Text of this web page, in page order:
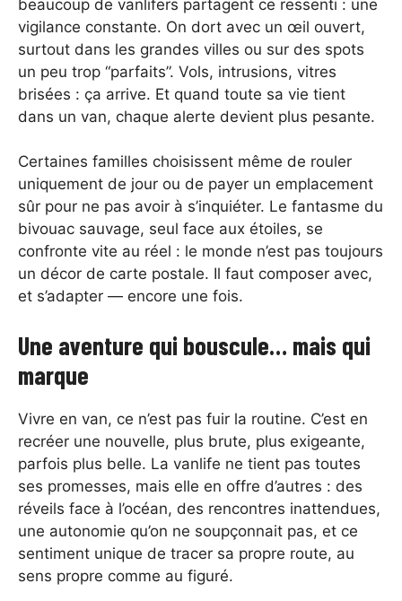
beaucoup de vanlifers partagent ce ressenti : une
vigilance constante. On dort avec un œil ouvert,
surtout dans les grandes villes ou sur des spots
un peu trop “parfaits”. Vols, intrusions, vitres
brisées : ça arrive. Et quand toute sa vie tient
dans un van, chaque alerte devient plus pesante.
Certaines familles choisissent même de rouler
uniquement de jour ou de payer un emplacement
sûr pour ne pas avoir à s’inquiéter. Le fantasme du
bivouac sauvage, seul face aux étoiles, se
confronte vite au réel : le monde n’est pas toujours
un décor de carte postale. Il faut composer avec,
et s’adapter — encore une fois.
Une aventure qui bouscule… mais qui
marque
Vivre en van, ce n’est pas fuir la routine. C’est en
recréer une nouvelle, plus brute, plus exigeante,
parfois plus belle. La vanlife ne tient pas toutes
ses promesses, mais elle en offre d’autres : des
réveils face à l’océan, des rencontres inattendues,
une autonomie qu’on ne soupçonnait pas, et ce
sentiment unique de tracer sa propre route, au
sens propre comme au figuré.